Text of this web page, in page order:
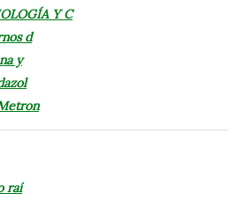
Y C
d
y
raí